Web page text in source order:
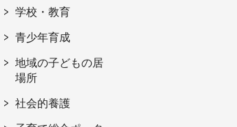
学校・教育
青少年育成
地域の子どもの居
場所
社会的養護